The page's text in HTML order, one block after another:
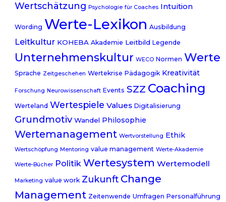
Wertschätzung Psychologie für Coaches Intuition
Wording Werte-Lexikon Ausbildung
Leitkultur KOHEBA Akademie Leitbild Legende
Unternehmenskultur WECO Normen Werte
Sprache Zeitgeschehen Wertekrise Pädagogik Kreativität
Forschung Neurowissenschaft Events SZZ Coaching
Werteland Wertespiele Values Digitalisierung
Grundmotiv Wandel Philosophie
Wertemanagement Wertvorstellung Ethik
Wertschöpfung Mentoring value management Werte-Akademie
Werte-Bücher Politik Wertesystem Wertemodell
Marketing value work Zukunft Change
Management Zeitenwende Umfragen Personalführung